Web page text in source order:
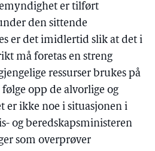
er tilført
den sittende
er det imidlertid slik at det i
må foretas en streng
ressurser brukes på
opp de alvorlige og
er ikke noe i situasjonen i
og beredskapsministeren
som overprøver